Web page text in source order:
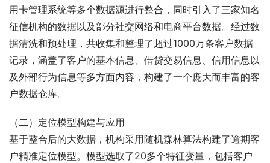
用卡管理系统等多个数据源进行整合，同时引入了三家知名
征信机构的数据以及部分社交网络和电商平台数据。经过数
据清洗和预处理，共收集和整理了超过1000万条客户数据
记录，涵盖了客户的基本信息、借贷交易信息、信用信息以
及外部行为信息等多方面内容，构建了一个庞大而丰富的客
户数据仓库。
（二）定位模型构建与应用
基于整合后的大数据，机构采用随机森林算法构建了逾期客
户精准定位模型。模型选取了20多个特征变量，包括客户